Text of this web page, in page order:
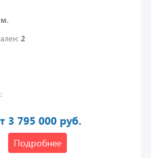
м.
2
3 795 000 руб.
Подробнее